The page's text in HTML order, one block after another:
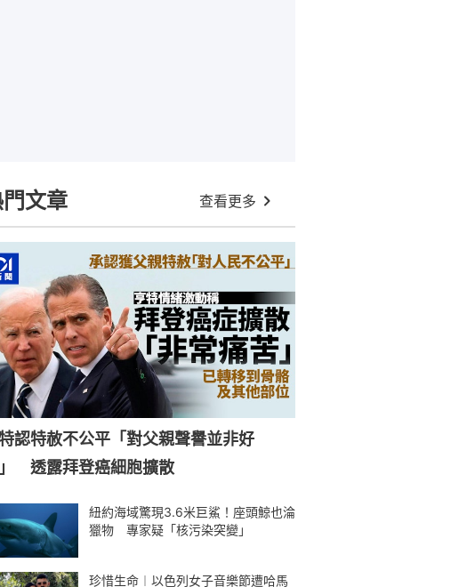
文章 查看更多
認特赦不公平「對父親聲譽並非好
透露拜登癌細胞擴散
紐約海域驚現3.6米巨鯊！座頭鯨也淪
獵物 專家疑「核污染突變」
珍惜生命︱以色列女子音樂節遭哈馬